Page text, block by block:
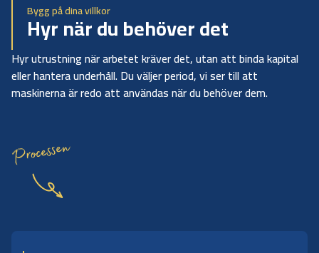
Bygg på dina villkor
Hyr när du behöver det
Hyr utrustning när arbetet kräver det, utan att binda kapital
eller hantera underhåll. Du väljer period, vi ser till att
maskinerna är redo att användas när du behöver dem.
Processen